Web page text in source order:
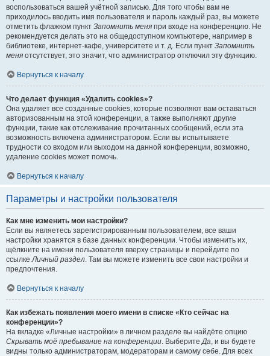
воспользоваться вашей учётной записью. Для того чтобы вам не
приходилось вводить имя пользователя и пароль каждый раз, вы можете
отметить флажком пункт Запомнить меня при входе на конференцию. Не
рекомендуется делать это на общедоступном компьютере, например в
библиотеке, интернет-кафе, университете и т. д. Если пункт Запомнить
меня отсутствует, это значит, что администратор отключил эту функцию.
Вернуться к началу
Что делает функция «Удалить cookies»?
Она удаляет все созданные cookies, которые позволяют вам оставаться
авторизованным на этой конференции, а также выполняют другие
функции, такие как отслеживание прочитанных сообщений, если эта
возможность включена администратором. Если вы испытываете
трудности со входом или выходом на данной конференции, возможно,
удаление cookies может помочь.
Вернуться к началу
Параметры и настройки пользователя
Как мне изменить мои настройки?
Если вы являетесь зарегистрированным пользователем, все ваши
настройки хранятся в базе данных конференции. Чтобы изменить их,
щёлкните на имени пользователя вверху страницы и перейдите по
ссылкеЛичный раздел. Там вы можете изменить все свои настройки и
предпочтения.
Вернуться к началу
Как избежать появления моего имени в списке «Кто сейчас на
конференции»?
На вкладке «Личные настройки» в личном разделе вы найдёте опцию
Скрывать моё пребывание на конференции. ВыберитеДа, и вы будете
видны только администраторам, модераторам и самому себе. Для всех